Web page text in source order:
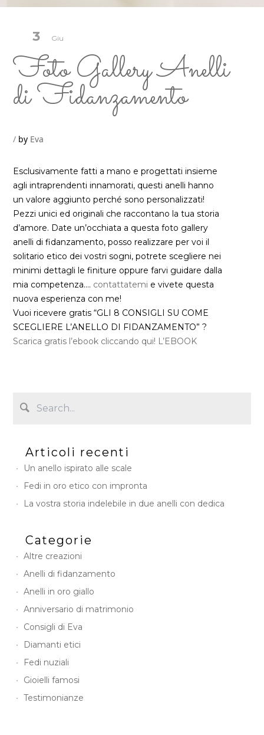
3 Giu
Foto Gallery Anelli
di Fidanzamento
by Eva
Esclusivamente fatti a mano e progettati insieme
agli intraprendenti innamorati, questi anelli hanno
un valore aggiunto perché sono personalizzati!
Pezzi unici ed originali che raccontano la tua storia
d’amore. Date un’occhiata a questa foto gallery
anelli di fidanzamento, posso realizzare per voi il
solitario etico dei vostri sogni, potrete scegliere nei
minimi dettagli le finiture oppure farvi guidare dalla
mia competenza…. contattatemi e vivete questa
nuova esperienza con me!
Vuoi ricevere gratis “GLI 8 CONSIGLI SU COME
SCEGLIERE L’ANELLO DI FIDANZAMENTO” ?
Scarica gratis l’ebook cliccando qui! L’EBOOK
Articoli recenti
Un anello ispirato alle scale
Fedi in oro etico con impronta
La vostra storia indelebile in due anelli con dedica
Categorie
Altre creazioni
Anelli di fidanzamento
Anelli in oro giallo
Anniversario di matrimonio
Consigli di Eva
Diamanti etici
Fedi nuziali
Gioielli famosi
Testimonianze